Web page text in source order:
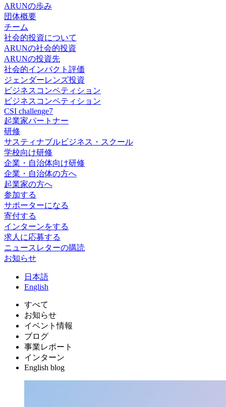
ARUNの歩み
団体概要
チーム
社会的投資について
ARUNの社会的投資
ARUNの投資先
社会的インパクト評価
ジェンダーレンズ投資
ビジネスコンペティション
ビジネスコンペティション
CSI challenge7
起業家パートナー
研修
サスティナブルビジネス・スクール
学校向け研修
企業・自治体向け研修
企業・自治体の方へ
起業家の方へ
参加する
サポーターになる
寄付する
インターンをする
求人に応募する
ニュースレターの購読
お知らせ
日 本語
English
すべて
お知らせ
イベント情報
ブログ
事業レポート
インターン
English blog